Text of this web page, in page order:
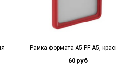
Рамка формата А5 PF-A5,
60 руб